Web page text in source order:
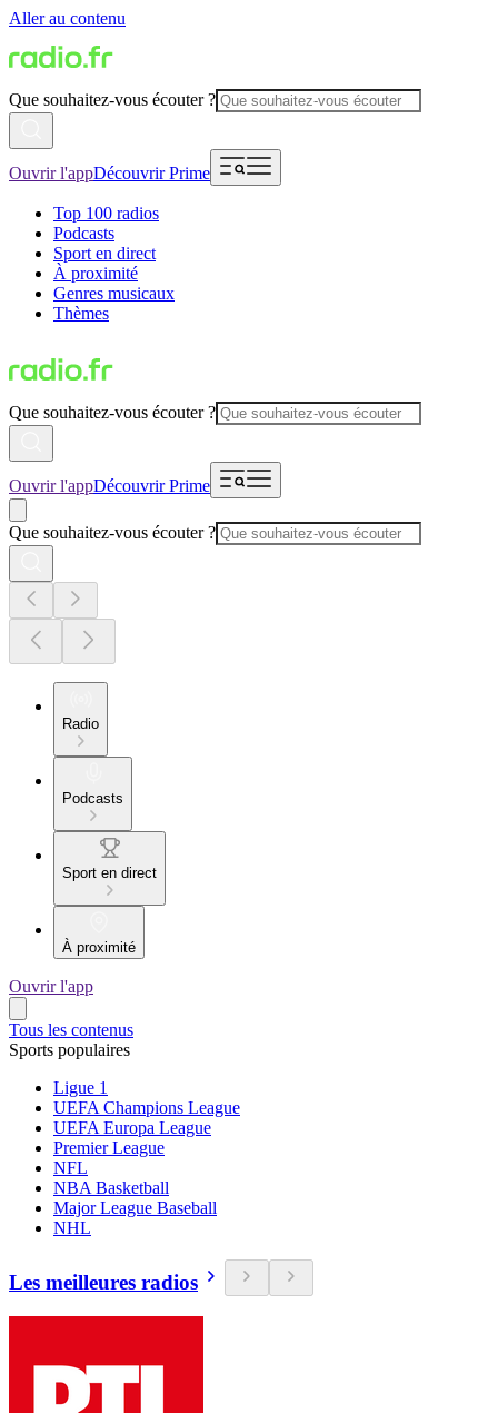
Aller au contenu
Que souhaitez-vous écouter ?
Ouvrir l'appDécouvrir Prime
Top 100 radios
Podcasts
Sport en direct
À proximité
Genres musicaux
Thèmes
Que souhaitez-vous écouter ?
Ouvrir l'appDécouvrir Prime
Que souhaitez-vous écouter ?
Radio
Podcasts
Sport en direct
À proximité
Ouvrir l'app
Tous les contenus
Sports populaires
Ligue 1
UEFA Champions League
UEFA Europa League
Premier League
NFL
NBA Basketball
Major League Baseball
NHL
Les meilleures radios